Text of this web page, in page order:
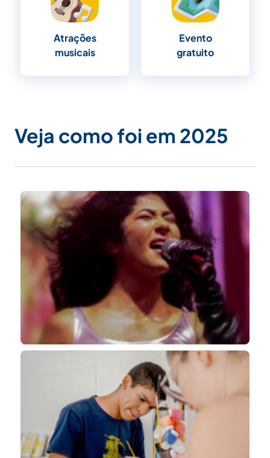
Atrações
musicais
Evento
gratuito
Veja como foi em 2025